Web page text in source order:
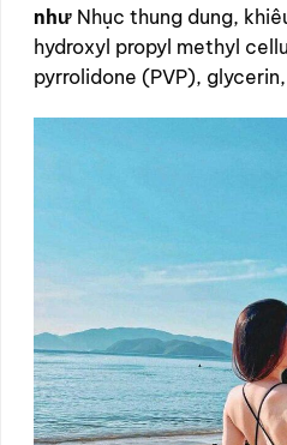
như Nhục thung dung,
hydroxyl propyl methyl
pyrrolidone (PVP),